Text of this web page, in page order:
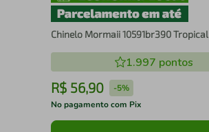
Chinelo Mormaii 10591br390 Tropical
1.997 pontos
R$ 56,90 -5%
No pagamento com Pix